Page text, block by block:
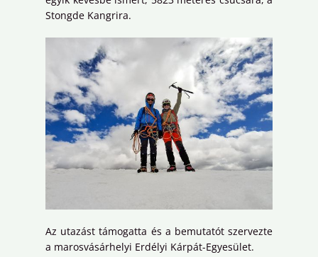
Stongde Kangrira.
Az utazást támogatta és a bemutatót szervezte
a marosvásárhelyi Erdélyi Kárpát-Egyesület.